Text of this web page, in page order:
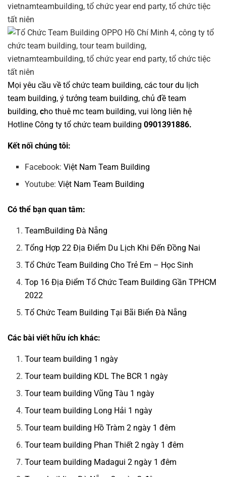
Mọi yêu cầu về tổ chức team building, các tourdu lịch
team building, ý tưởng team building, chủ đề team
building, cho thuê mc team building, vui lòng liên hệ
Hotline Công ty tổ chức team building 0901391886.
Kết nối chúng tôi:
Facebook:Việt Nam Team Building
Youtube:Việt Nam Team Building
Có thể bạn quan tâm:
TeamBuilding Đà Nẵng
Tổng Hợp 22 Địa Điểm Du Lịch Khi Đến Đồng Nai
Tổ Chức Team Building Cho Trẻ Em – Học Sinh
Top 16 Địa Điểm Tổ Chức Team Building Gần TPHCM
2022
Tổ Chức Team Building Tại Bãi Biển Đà Nẵng
Các bài viết hữu ích khác:
Tour team building 1 ngày
Tour team building KDL The BCR 1 ngày
Tour team building Vũng Tàu 1 ngày
Tour team building Long Hải 1 ngày
Tour team building Hồ Tràm 2 ngày 1 đêm
Tour team building Phan Thiết 2 ngày 1 đêm
Tour team building Madagui 2 ngày 1 đêm